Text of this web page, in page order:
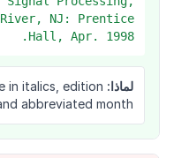
River, NJ: Prentice
Hall, Apr. 1998.
لماذا: in italics, edition
abbreviated month.